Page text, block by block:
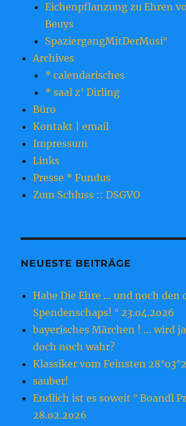
Eichenpflanzung zu Ehren
Beuys
SpaziergangMitDerMusi°
Archives
* calendarisches
* saal z’ Dirling
Büro
Kontakt | email
Impressum
Links
Presse * Fundus
Zum Schluss :: DSGVO
NEUESTE BEITRÄGE
Habe Die Ehre … und noch den
Spendenschaps! ° 23.o4.2o26
bayerisches Märchen ! … wird
doch noch wahr?
Klassiker vom Feinsten
sauber!
Endlich ist es soweit ° Boandl
28.o2.2o26